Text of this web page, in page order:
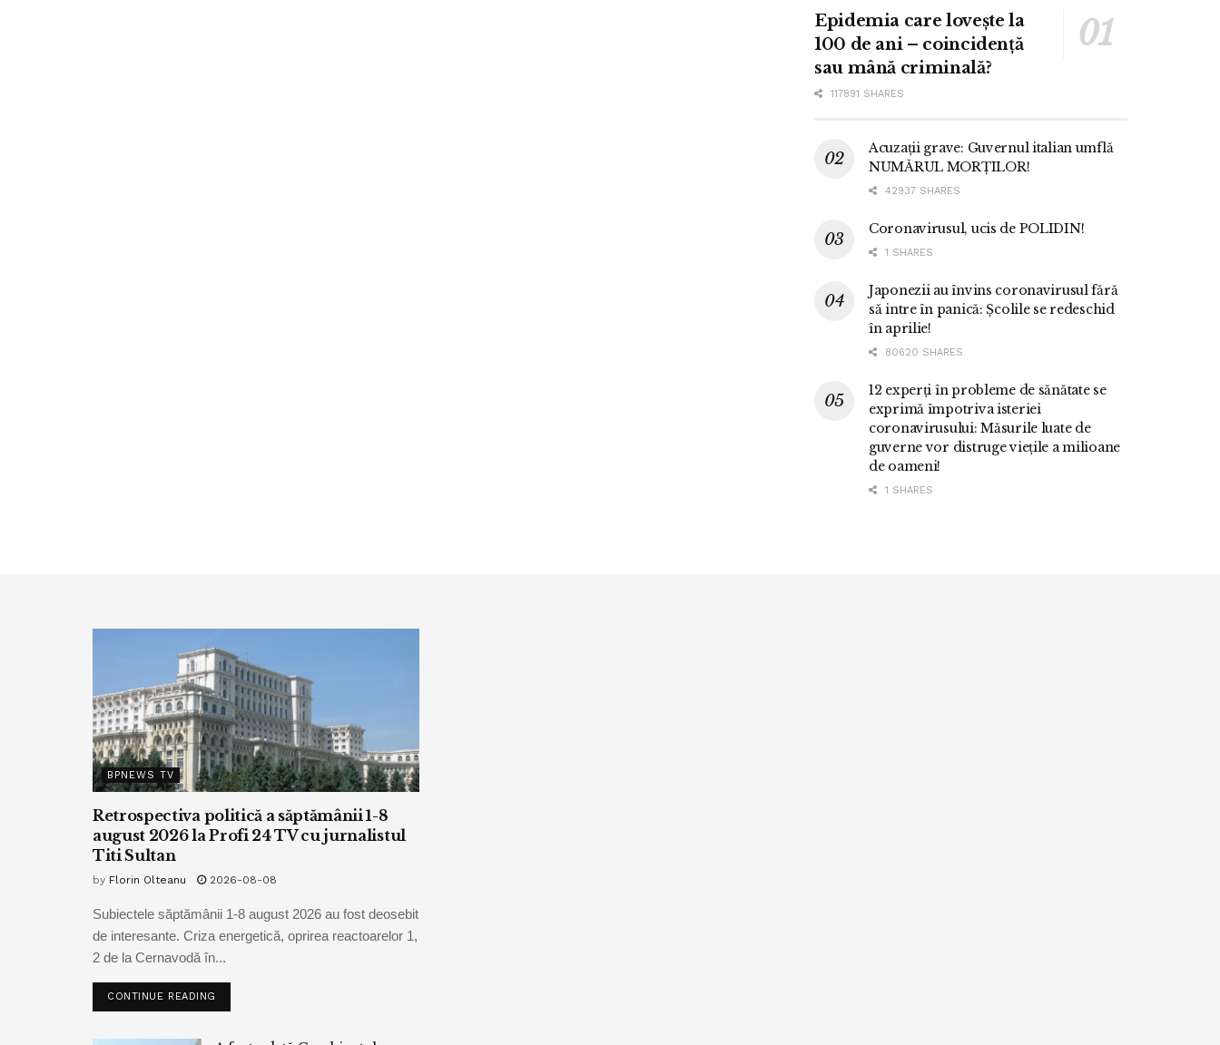
Epidemia care lovește la
100 de ani – coincidență
sau mână criminală?
117891 SHARES
Acuzații grave: Guvernul italian umflă
NUMĂRUL MORȚILOR!
42937 SHARES
Coronavirusul, ucis de POLIDIN!
1 SHARES
Japonezii au învins coronavirusul fără
să intre în panică: Școlile se redeschid
în aprilie!
80620 SHARES
12 experți în probleme de sănătate se
exprimă împotriva isteriei
coronavirusului: Măsurile luate de
guverne vor distruge viețile a milioane
de oameni!
1 SHARES
BPNEWS TV
Retrospectiva politică a săptămânii 1-8
august 2026 la Profi 24 TV cu jurnalistul
Titi Sultan
by Florin Olteanu 2026-08-08
Subiectele săptămânii 1-8 august 2026 au fost deosebit
de interesante. Criza energetică, oprirea reactoarelor 1,
2 de la Cernavodă în...
CONTINUE READING